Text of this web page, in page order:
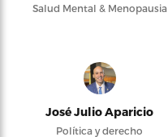
Salud Mental & Menopausia
José Julio Aparicio
Política y derecho